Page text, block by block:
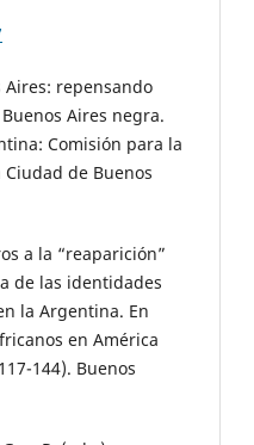
Aires: repensando
Aires negra.
Comisión para la
de Buenos
a la “reaparición”
de las identidades
la Argentina. En
en América
144). Buenos